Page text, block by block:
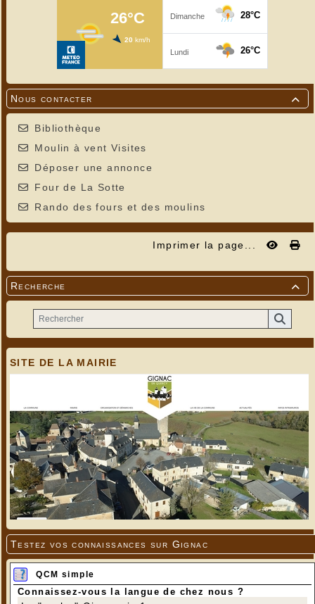

Nous contacter
Bibliothèque
Moulin à vent Visites
Déposer une annonce
Four de La Sotte
Rando des fours et des moulins
Imprimer la page...

Recherche
SITE DE LA MAIRIE
Testez vos connaissances sur Gignac
QCM simple
Connaissez-vous la langue de chez nous ?